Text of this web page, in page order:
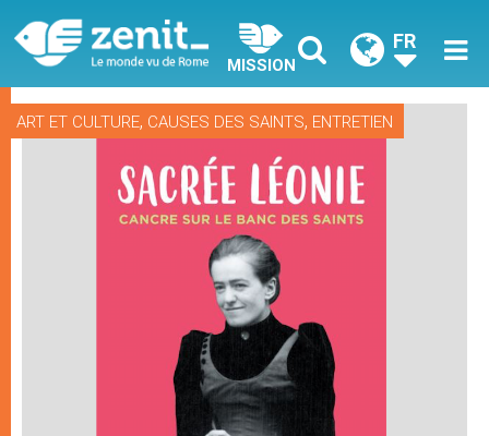
MISSION
FR
ART ET CULTURE, CAUSES DES SAINTS, ENTRETIEN